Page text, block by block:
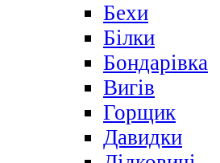
Бехи
Білки
Бондарівка
Вигів
Горщик
Давидки